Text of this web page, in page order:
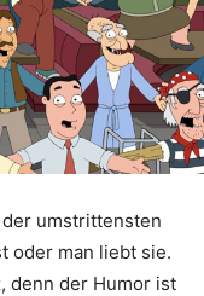
umstrittensten
oder man liebt sie.
denn der Humor ist